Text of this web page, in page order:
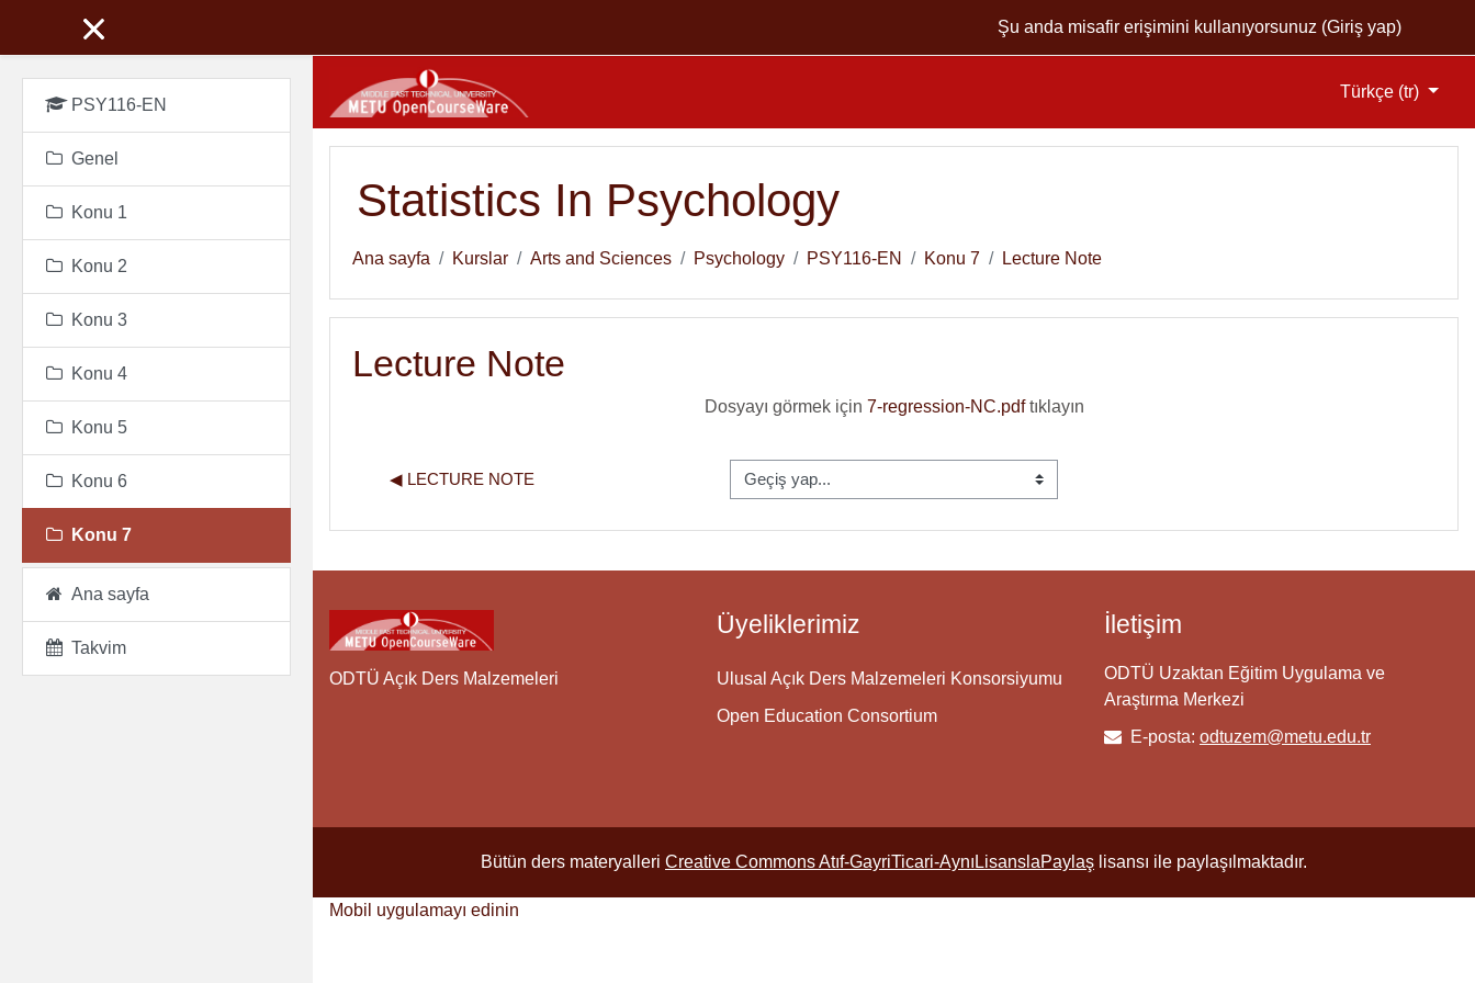
Şu anda misafir erişimini kullanıyorsunuz (Giriş yap)
Türkçe ‎(tr)‎
Statistics In Psychology
Ana sayfa Kurslar Arts and Sciences Psychology PSY116-EN Konu 7 Lecture Note
Lecture Note
Dosyayı görmek için 7-regression-NC.pdftıklayın
◀︎ LECTURE NOTE Geçiş yap...
PSY116-EN
Genel
Konu 1
Konu 2
Konu 3
Konu 4
Konu 5
Konu 6
Konu 7
Ana sayfa
Takvim
ODTÜ Açık Ders Malzemeleri
Üyeliklerimiz
Ulusal Açık Ders Malzemeleri Konsorsiyumu
Open Education Consortium
İletişim
ODTÜ Uzaktan Eğitim Uygulama ve
Araştırma Merkezi
E-posta: odtuzem@metu.edu.tr
Bütün ders materyalleri Creative Commons Atıf-GayriTicari-AynıLisanslaPaylaş lisansı ile paylaşılmaktadır.
Mobil uygulamayı edinin